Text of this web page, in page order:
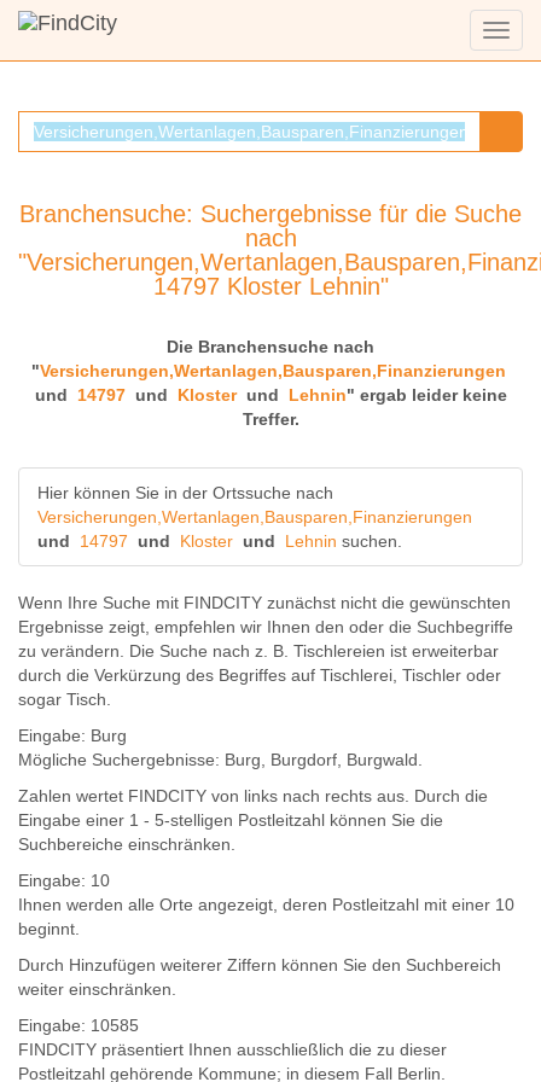
Menü
Branchensuche: Suchergebnisse für die Suche
nach
14797 Kloster Lehnin"
Die Branchensuche nach
"Versicherungen,Wertanlagen,Bausparen,Finanzierungen
und
14797 und Kloster und Lehnin" ergab leider keine
Treffer.
Hier können Sie in der Ortssuche nach
Versicherungen,Wertanlagen,Bausparen,Finanzierungen
und
14797 und Kloster und Lehnin suchen.
Wenn Ihre Suche mit FINDCITY zunächst nicht die gewünschten
Ergebnisse zeigt, empfehlen wir Ihnen den oder die Suchbegriffe
zu verändern. Die Suche nach z. B. Tischlereien ist erweiterbar
durch die Verkürzung des Begriffes auf Tischlerei Tischler oder
sogar Tisch
Eingabe: Burg
Mögliche Suchergebnisse: Burg Burgdorf, Burgwald.
Zahlen wertet FINDCITY von links nach rechts aus. Durch die
Eingabe einer 1 - 5-stelligen Postleitzahl können Sie die
Suchbereiche einschränken.
Eingabe: 10
Ihnen werden alle Orte angezeigt, deren Postleitzahl mit einer 10
beginnt.
Durch Hinzufügen weiterer Ziffern können Sie den Suchbereich
weiter einschränken.
Eingabe: 10585
FINDCITY präsentiert Ihnen ausschließlich die zu dieser
Postleitzahl gehörende Kommune; in diesem Fall Berlin.